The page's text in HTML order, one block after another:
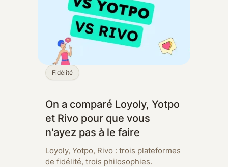
Fidélité
On a comparé Loyoly, Yotpo
et Rivo pour que vous
n'ayez pas à le faire
Loyoly, Yotpo, Rivo : trois plateformes
de fidélité, trois philosophies.